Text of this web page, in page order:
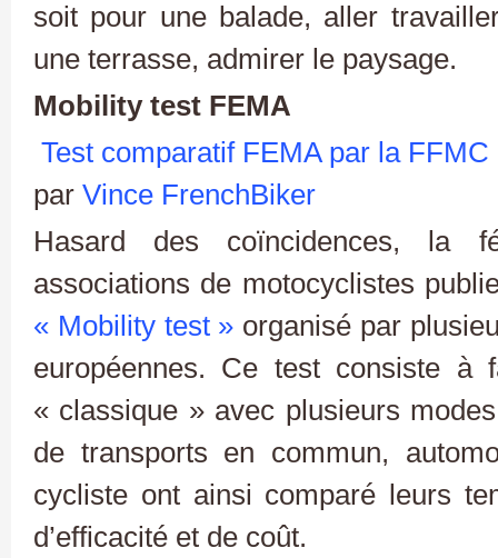
soit pour une balade, aller
une terrasse, admirer le paysage.
Mobility test FEMA
Test comparatif FEMA par la FFMC
par Vince FrenchBiker
Hasard des coïncidences, la
associations de motocyclistes
« Mobility test » organisé par
européennes. Ce test consiste à
« classique » avec plusieurs
de transports en commun,
cycliste ont ainsi comparé leurs
d’efficacité et de coût.